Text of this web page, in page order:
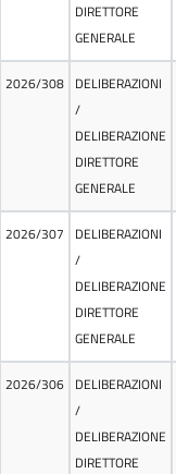
DIRETTORE
GENERALE
2026/308 DELIBERAZIONI
/
DELIBERAZIONE
DIRETTORE
GENERALE
2026/307
DELIBERAZIONI
/
DELIBERAZIONE
DIRETTORE
GENERALE
2026/306 DELIBERAZIONI
/
DELIBERAZIONE
DIRETTORE